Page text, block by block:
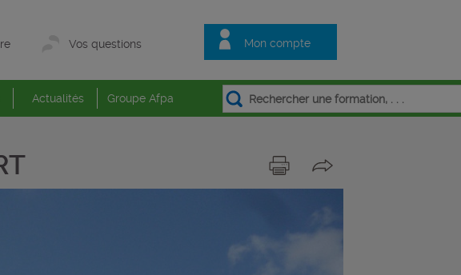
Mon compte
Vos questions
Actualités Groupe Afpa